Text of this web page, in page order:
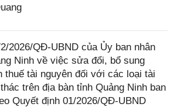
2026/QĐ-UBND của Ủy ban nhân
Ninh về việc sửa đổi, bổ sung
thuế tài nguyên đối với các loại tài
trên địa bàn tỉnh Quảng Ninh ban
Quyết định 01/2026/QĐ-UBND